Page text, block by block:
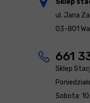
ul. Jana
03-801
661
Sklep
Sobota: